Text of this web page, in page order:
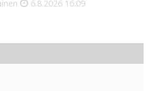
6.8.2026 16:09